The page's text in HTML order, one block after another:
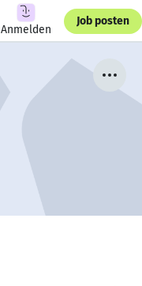
Anmelden
Job posten